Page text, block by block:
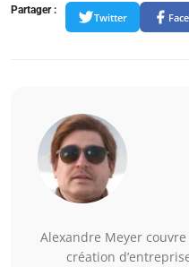
Partager :
Twitter
Alexandre Meyer
création